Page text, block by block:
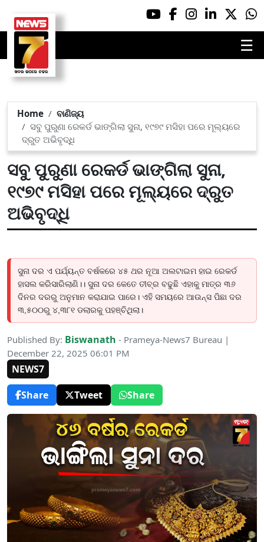
☰
Home
ବାଣିଜ୍ୟ
ସବୁ ପୁରୁଣା ରେକର୍ଡ ଭାଙ୍ଗିଲା ସୁନା, ୧୯୭୯ ମସିହା ପରେ ମୂଲ୍ୟରେ
ଦ୍ରୁତ ଅଭିବୃଦ୍ଧି
ସବୁ ପୁରୁଣା ରେକର୍ଡ ଭାଙ୍ଗିଲା ସୁନା,
୧୯୭୯ ମସିହା ପରେ ମୂଲ୍ୟରେ ଦ୍ରୁତ
ଅଭିବୃଦ୍ଧି
ସୁନା ଦର ଏ ପର୍ଯ୍ୟନ୍ତ ବର୍ଷକରେ ୪୫ ଥର ନୂଆ ଅଲଟାଇମ ହାଇ ରେକର୍ଡ
ହାସଲ କରିସାରିଲାଣି।। ସୁନା ଦର କେତେ ତୀବ୍ର ବଢୁଛି ଏହାକୁ ମାତ୍ର ୩୬
ଦିନର ଦରରୁ ଅନୁମାନ କରାଯାଇ ପାରେ। ଏହି ସମୟରେ ଆଉନ୍ସ ପିଛା ଦର
୩,୫୦୦ରୁ ୪,୩୮୧ ଡଲାରକୁ ପହଞ୍ଚିଥିଲା।
Published By: Biswanath - Prameya-News7 Bureau |
December 22, 2025 06:01 PM
NEWS7
Share
Tweet Share